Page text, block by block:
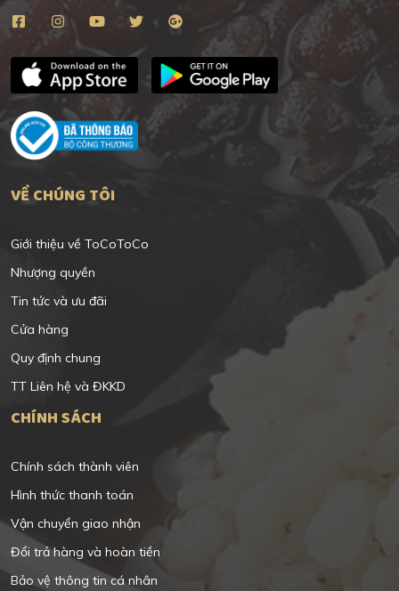
VỀ CHÚNG TÔI
Giới thiệu về ToCoToCo
Nhượng quyền
Tin tức và ưu đãi
Cửa hàng
Quy định chung
TT Liên hệ và ĐKKD
CHÍNH SÁCH
Chính sách thành viên
Hình thức thanh toán
Vận chuyển giao nhận
Đổi trả hàng và hoàn tiền
Bảo vệ thông tin cá nhân